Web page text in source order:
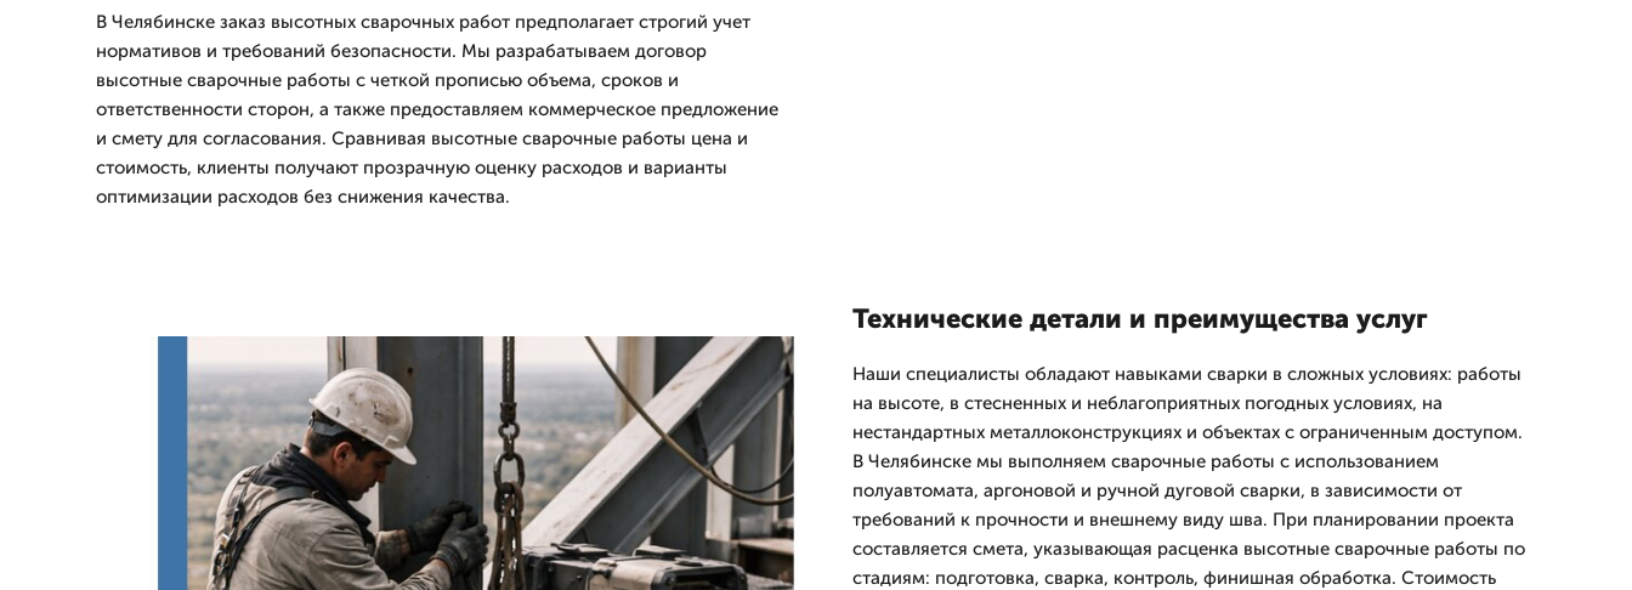
В Челябинске заказ высотных сварочных работ предполагает строгий учет
нормативов и требований безопасности. Мы разрабатываем договор
высотные сварочные работы с четкой прописью объема, сроков и
ответственности сторон, а также предоставляем коммерческое предложение
и смету для согласования. Сравнивая высотные сварочные работы цена и
стоимость, клиенты получают прозрачную оценку расходов и варианты
оптимизации расходов без снижения качества.
Технические детали и преимущества услуг
Наши специалисты обладают навыками сварки в сложных условиях: работы
на высоте, в стесненных и неблагоприятных погодных условиях, на
нестандартных металлоконструкциях и объектах с ограниченным доступом.
В Челябинске мы выполняем сварочные работы с использованием
полуавтомата, аргоновой и ручной дуговой сварки, в зависимости от
требований к прочности и внешнему виду шва. При планировании проекта
составляется смета, указывающая расценка высотные сварочные работы по
стадиям: подготовка, сварка, контроль, финишная обработка. Стоимость